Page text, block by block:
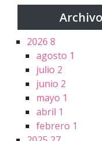
2026 8
agosto 1
julio 2
junio 2
mayo 1
abril 1
febrero 1